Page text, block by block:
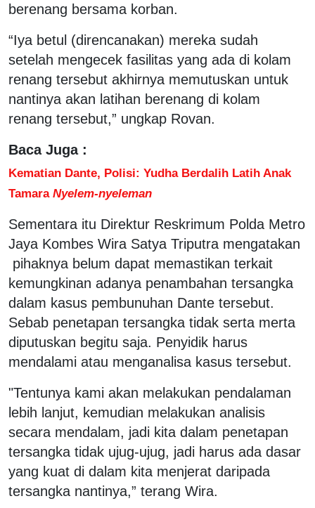
berenang bersama korban.
“Iya betul (direncanakan) mereka sudah
setelah mengecek fasilitas yang ada di kolam
renang tersebut akhirnya memutuskan untuk
nantinya akan latihan berenang di kolam
renang tersebut,” ungkap Rovan.
Baca Juga :
Kematian Dante, Polisi: Yudha Berdalih Latih Anak
Tamara Nyelem-nyeleman
Sementara itu Direktur Reskrimum Polda Metro
Jaya Kombes Wira Satya Triputra mengatakan
pihaknya belum dapat memastikan terkait
kemungkinan adanya penambahan tersangka
dalam kasus pembunuhan Dante tersebut.
Sebab penetapan tersangka tidak serta merta
diputuskan begitu saja. Penyidik harus
mendalami atau menganalisa kasus tersebut.
"Tentunya kami akan melakukan pendalaman
lebih lanjut, kemudian melakukan analisis
secara mendalam, jadi kita dalam penetapan
tersangka tidak ujug-ujug, jadi harus ada dasar
yang kuat di dalam kita menjerat daripada
tersangka nantinya,” terang Wira.